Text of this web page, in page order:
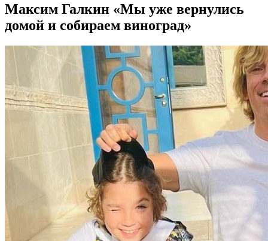
Максим Галкин «Мы уже вернулись
домой и собираем виноград»